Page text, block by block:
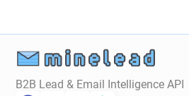
B2B Lead & Email Intelligence API